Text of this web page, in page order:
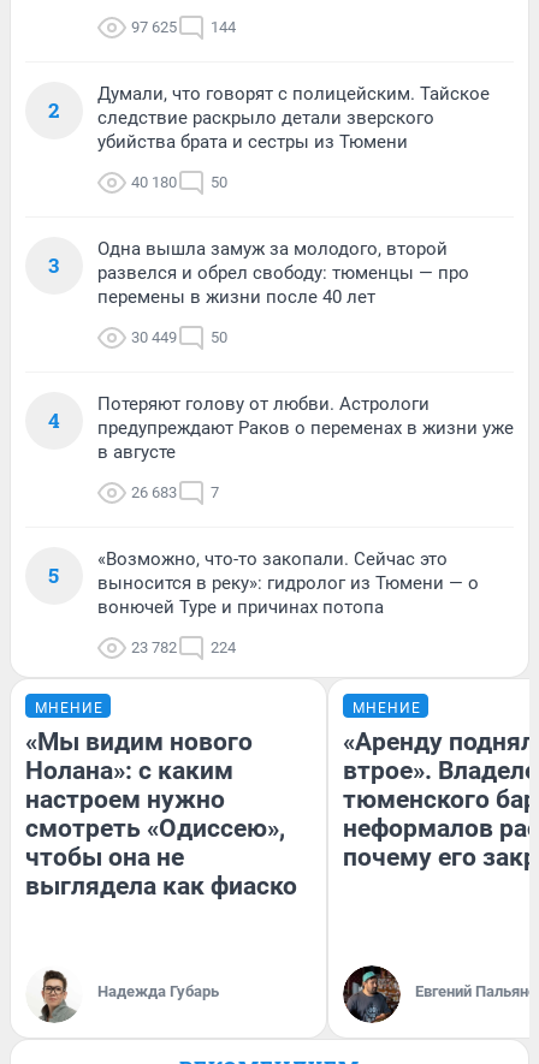
97 625 144
2
Думали, что говорят с полицейским. Тайское
следствие раскрыло детали зверского
убийства брата и сестры из Тюмени
40 180 50
3
Одна вышла замуж за молодого, второй
развелся и обрел свободу: тюменцы — про
перемены в жизни после 40 лет
30 449 50
4
Потеряют голову от любви. Астрологи
предупреждают Раков о переменах в жизни уже
в августе
26 683 7
5
«Возможно, что-то закопали. Сейчас это
выносится в реку»: гидролог из Тюмени — о
вонючей Туре и причинах потопа
23 782 224
МНЕНИЕ
«Мы видим нового
Нолана»: с каким
настроем нужно
смотреть «Одиссею»,
чтобы она не
выглядела как фиаско
Надежда Губарь
МНЕНИЕ
«Аренду
втрое».
тюменского
неформалов
почему его
Евгений